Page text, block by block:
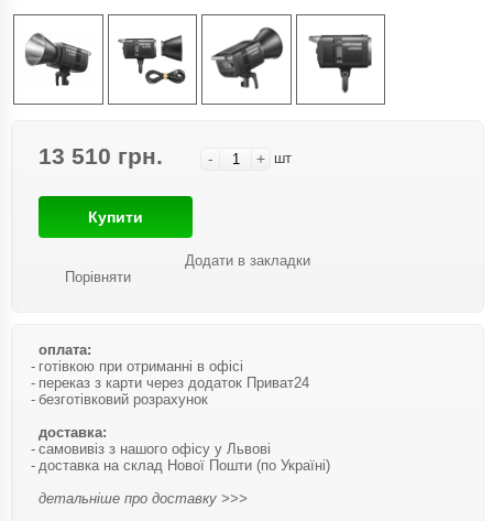
13 510 грн. - + шт
Купити
Порівняти
Додати в закладки
оплата:
готівкою при отриманні в офісі
переказ з карти через додаток Приват24
безготівковий розрахунок
доставка:
самовивіз з нашого офісу у Львові
доставка на склад Нової Пошти (по Україні)
детальніше про доставку >>>